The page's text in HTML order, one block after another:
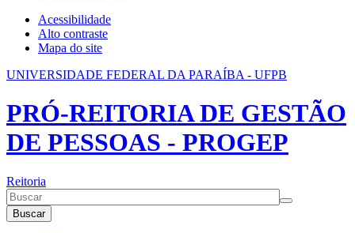
Canais
Acessibilidade
Alto contraste
Mapa do site
UNIVERSIDADE FEDERAL DA PARAÍBA - UFPB
PRÓ-REITORIA DE GESTÃO
DE PESSOAS - PROGEP
Reitoria
Buscar